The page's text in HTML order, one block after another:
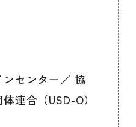
ンセンター／ 協
連合（USD-O）